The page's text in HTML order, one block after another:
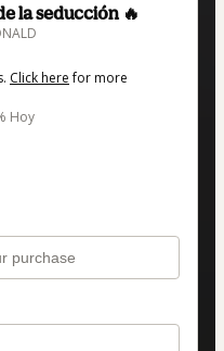
la seducción 🔥
Click herefor more
Hoy